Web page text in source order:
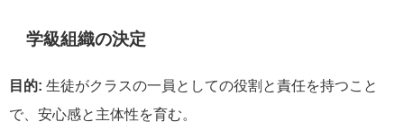
学級組織の決定
目的: 生徒がクラスの一員としての役割と責任を持つこと
で、安心感と主体性を育む。